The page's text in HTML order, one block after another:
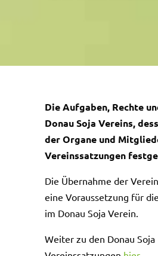
Die Aufgaben, Rechte
Donau Soja Vereins,
der Organe und
Vereinssatzungen
Die Übernahme der
eine Voraussetzung für
im Donau Soja Verein.
Weiter zu den Donau Soja